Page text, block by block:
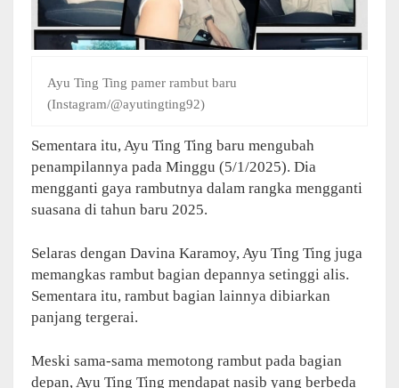
Ayu Ting Ting pamer rambut baru
(Instagram/@ayutingting92)
Sementara itu, Ayu Ting Ting baru mengubah
penampilannya pada Minggu (5/1/2025). Dia
mengganti gaya rambutnya dalam rangka mengganti
suasana di tahun baru 2025.
Selaras dengan Davina Karamoy, Ayu Ting Ting juga
memangkas rambut bagian depannya setinggi alis.
Sementara itu, rambut bagian lainnya dibiarkan
panjang tergerai.
Meski sama-sama memotong rambut pada bagian
depan, Ayu Ting Ting mendapat nasib yang berbeda